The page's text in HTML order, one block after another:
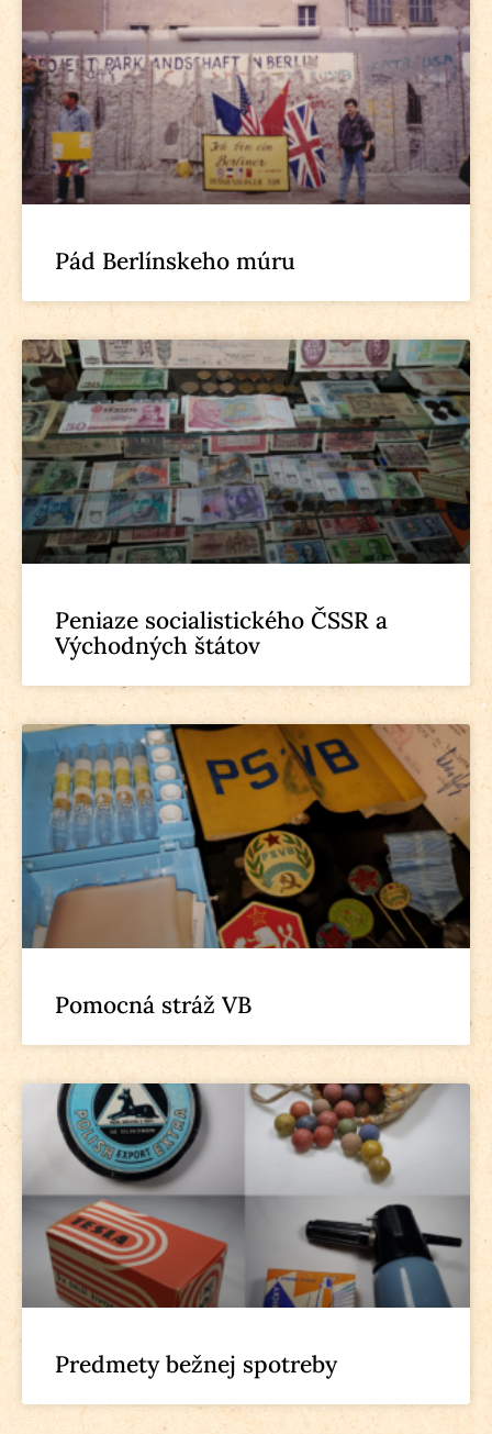
Pád Berlínskeho múru
Peniaze socialistického ČSSR a
Východných štátov
Pomocná stráž VB
Predmety bežnej spotreby